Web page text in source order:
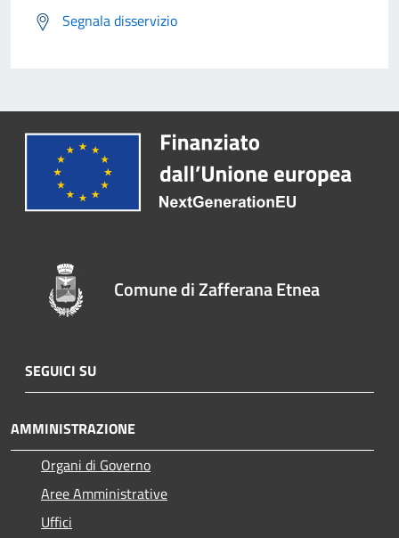
Segnala disservizio
Comune di Zafferana Etnea
SEGUICI SU
AMMINISTRAZIONE
Organi di Governo
Aree Amministrative
Uffici